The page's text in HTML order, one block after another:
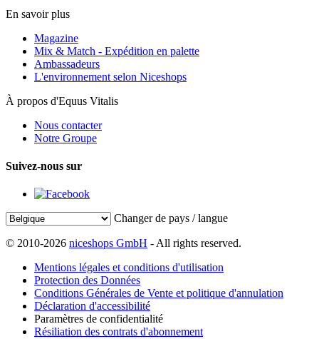
En savoir plus
Magazine
Mix & Match - Expédition en palette
Ambassadeurs
L'environnement selon Niceshops
À propos d'Equus Vitalis
Nous contacter
Notre Groupe
Suivez-nous sur
Changer de pays / langue
© 2010-2026 niceshops GmbH - All rights reserved.
Mentions légales et conditions d'utilisation
Protection des Données
Conditions Générales de Vente et politique d'annulation
Déclaration d'accessibilité
Paramètres de confidentialité
Résiliation des contrats d'abonnement